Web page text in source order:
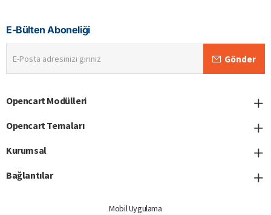
E-Bülten Aboneliği
Posta
adresinizi
Gönder
Opencart Modülleri
Opencart Temaları
Kurumsal
Bağlantılar
Mobil Uygulama